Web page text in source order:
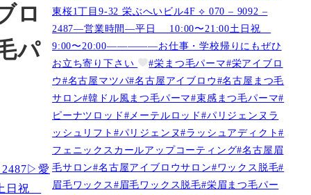
ロ
パ
東桜1丁目9-32 栄ぶへいビル4F ︎︎⟡ 070 – 9092 –
2487—営業時間—平日 10:00〜21:00土日祝
9:00〜20:00—————お仕事・学校帰りにもぜひ
お立ち寄り下さい
#栄まつ毛パーマ#栄アイブロ
ウ#名古屋マツパ#名古屋アイブロウ#名古屋まつ毛
サロン#韓ドル風まつ毛パーマ#束感まつ毛パーマ#
ピーナツロッド#メーテルロッド#パリジェンヌラ
ッシュリフト#パリジェンヌ#ラッシュアディクト#
フェニックスカールアップコーティング#名古屋眉
毛サロン#名古屋アイブロウサロン#ワックス脱毛#
眉毛ワックス#眉毛ワックス脱毛#栄眉まつ毛パー